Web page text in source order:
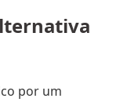
por um